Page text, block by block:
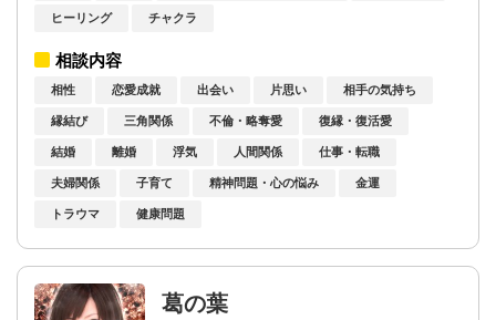
ヒーリング チャクラ
相談内容
相性 恋愛成就 出会い 片思い 相手の気持ち
縁結び 三角関係 不倫・略奪愛 復縁・復活愛
結婚 離婚 浮気 人間関係 仕事・転職
夫婦関係 子育て 精神問題・心の悩み 金運
トラウマ 健康問題
葛の葉